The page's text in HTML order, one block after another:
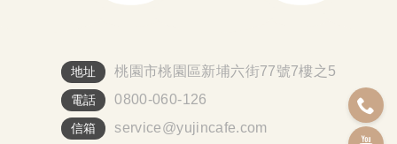
地址 桃園市桃園區新埔六街77號7樓之5
電話 0800-060-126
信箱 service@yujincafe.com